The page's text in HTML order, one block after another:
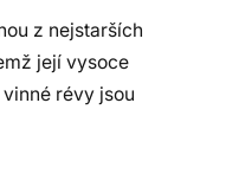
z nejstarších
její vysoce
révy jsou